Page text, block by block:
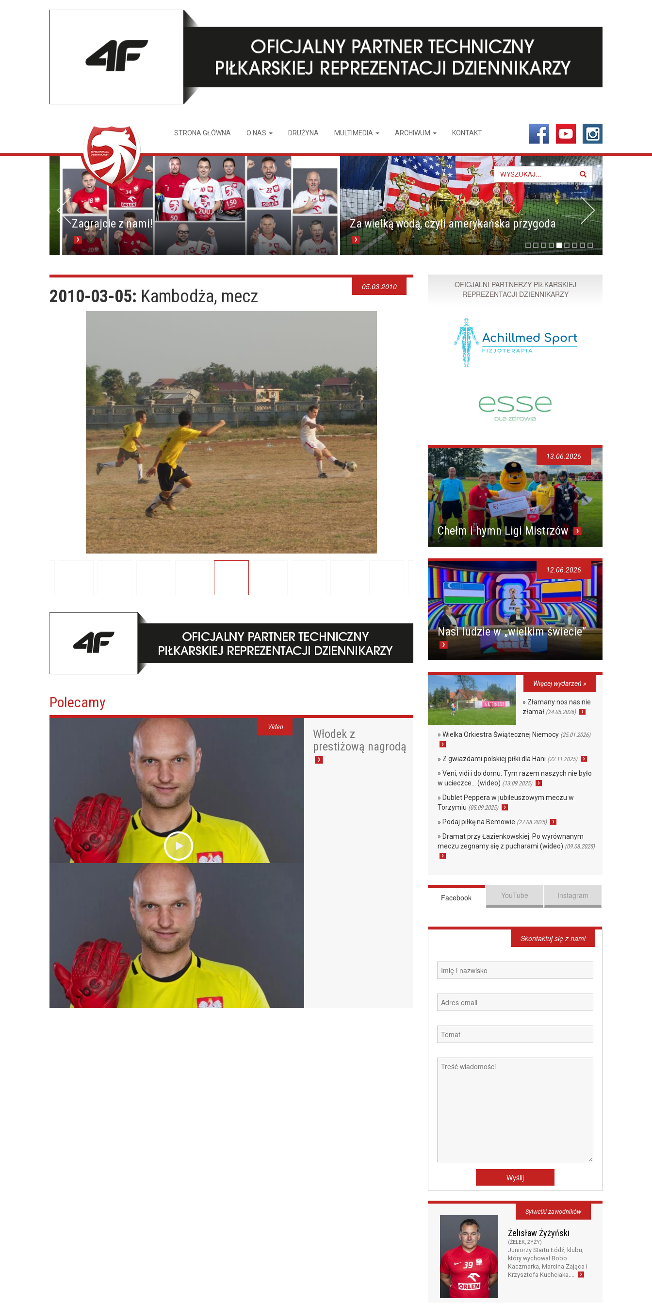
STRONA GŁÓWNA O NAS DRUŻYNA MULTIMEDIA ARCHIWUM KONTAKT
Search
for
Zagrajcie z nami! Za wielką wodą, czyli amerykańska przygoda
05.03.2010
2010-03-05: Kambodża, mecz
Polecamy
Video
Włodek z
prestiżową nagrodą
OFICJALNI PARTNERZY PIŁKARSKIEJ
REPREZENTACJI DZIENNIKARZY
Chełm i hymn Ligi Mistrzów
13.06.2026
Nasi ludzie w „wielkim świecie”
12.06.2026
Więcej wydarzeń »
» Złamany nos nas nie
złamał (24.05.2026)
» Wielka Orkiestra Świątecznej Niemocy (25.01.2026)
» Z gwiazdami polskiej piłki dla Hani (22.11.2025)
» Veni, vidi i do domu. Tym razem naszych nie było
w ucieczce… (wideo) (13.09.2025)
» Dublet Peppera w jubileuszowym meczu w
Torzymiu (05.09.2025)
» Podaj piłkę na Bemowie (27.08.2025)
» Dramat przy Łazienkowskiej. Po wyrównanym
meczu żegnamy się z pucharami (wideo) (09.08.2025)
Facebook YouTube Instagram
Skontaktuj się z nami
Żelisław Żyżyński
(ŻELEK, ŻYŻY)
Juniorzy Startu Łódź, klubu,
który wychował Bobo
Kaczmarka, Marcina Zająca i
Krzysztofa Kuchciaka....
Sylwetki zawodników